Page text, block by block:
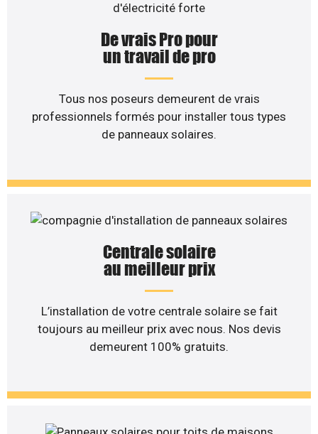
De vrais Pro pour
un travail de pro
Tous nos poseurs demeurent de vrais
professionnels formés pour installer tous types
de panneaux solaires.
Centrale solaire
au meilleur prix
L’installation de votre centrale solaire se fait
toujours au meilleur prix avec nous. Nos devis
demeurent 100% gratuits.